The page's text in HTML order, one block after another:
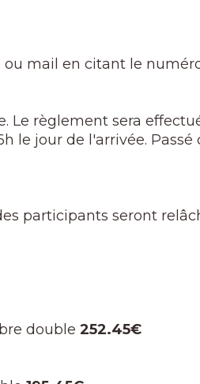
mail en citant le
Le règlement sera
le jour de l'arrivée. Passé
participants seront
double 252.45€